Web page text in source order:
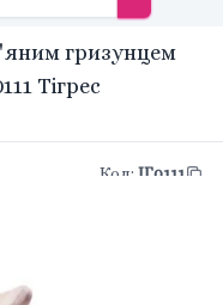
гризунцем
Тігрес
Код: IГ0111